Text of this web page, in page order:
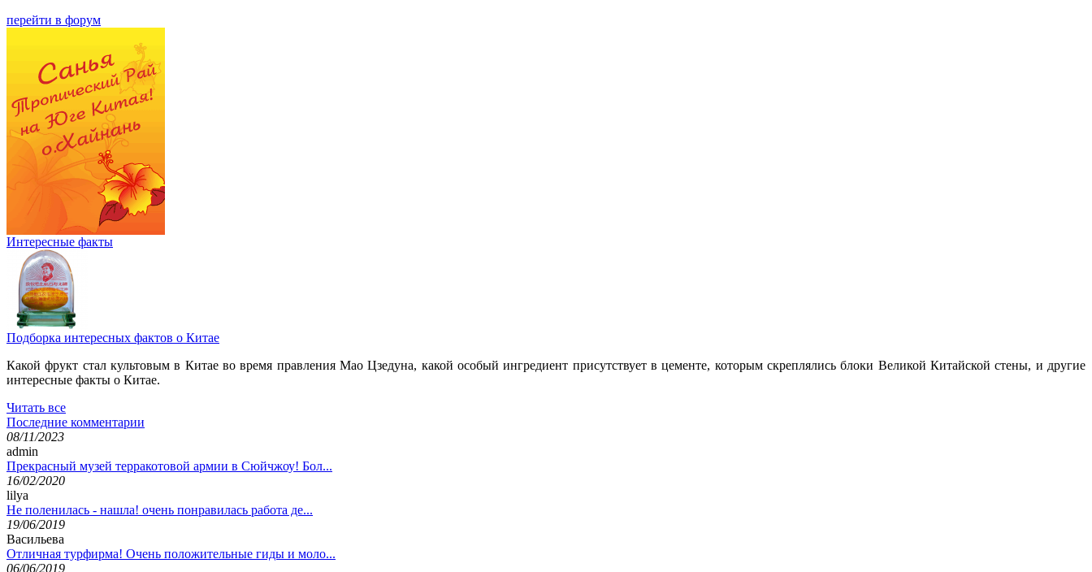
перейти в форум
Интересные факты
Подборка интересных фактов о Китае
Какой фрукт стал культовым в Китае во время правления Мао Цзедуна, какой особый ингредиент присутствует в цементе, которым скреплялись блоки Великой Китайской стены, и другие
интересные факты о Китае.
Читать все
Последние комментарии
08/11/2023
admin
Прекрасный музей терракотовой армии в Сюйчжоу! Бол...
16/02/2020
lilya
Не поленилась - нашла! очень понравилась работа де...
19/06/2019
Васильева
Отличная турфирма! Очень положительные гиды и моло...
06/06/2019